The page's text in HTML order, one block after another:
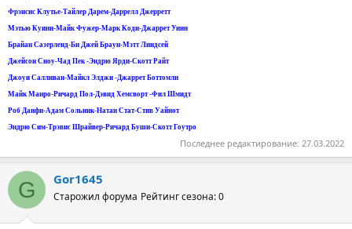
Фрэнсис Клутье-Тайлер Дарем-Даррелл Джерретт
Мэтью Куинн-Майк Фужер-Марк Коди-Джаррет Уинн
Брайан Сазерленд-Би Джей Браун-Мэтт Линдсей
Джейсон Сноу-Чад Пек -Эндрю Ярди-Скотт Райт
Джоуи Салливан-Майкл Элджи -Джаррет Боттомли
Майк Манро-Ричард Пол-Дэвид Хемсворт -Фил Шмидт
Роб Данфи-Адам Сольник-Натан Стат-Стив Уайнот
Эндрю Сим-Трэвис Шрайвер-Ричард Буши-Скотт Гоутро
Последнее редактирование: 27.03.2022
G Gor1645
Старожил форума Рейтинг сезона: 0